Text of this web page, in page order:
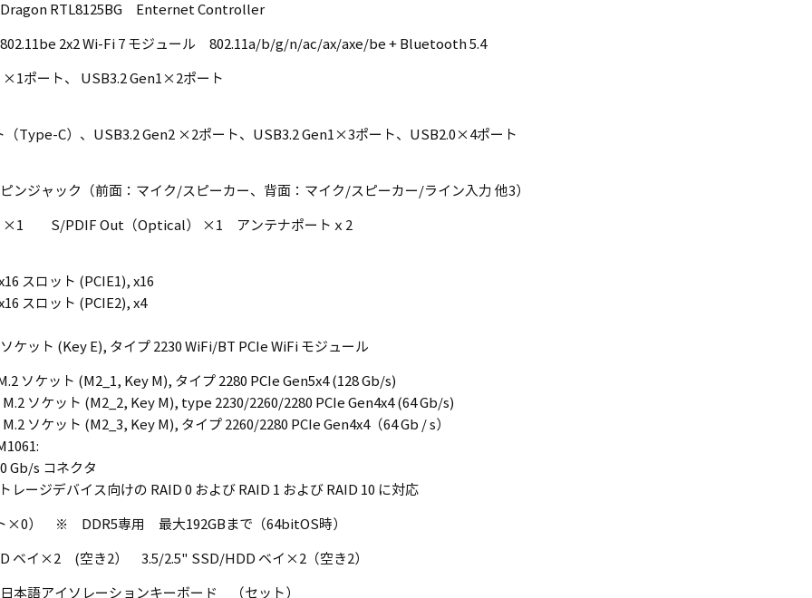
RTL8125BG Enternet Controller
2x2 Wi-Fi 7 モジュール 802.11a/b/g/n/ac/ax/axe/be + Bluetooth 5.4
×1ポート、 USB3.2 Gen1×2ポート
（Type-C）、USB3.2 Gen2 ×2ポート、USB3.2 Gen1×3ポート、USB2.0×4ポート
ンジャック（前面：マイク/スピーカー、背面：マイク/スピーカー/ライン入力 他3）
×1 S/PDIF Out（Optical） ×1 アンテナポートｘ2
スロット (PCIE1), x16
スロット (PCIE2), x4
ケット (Key E), タイプ 2230 WiFi/BT PCIe WiFi モジュール
ソケット (M2_1, Key M), タイプ 2280 PCIe Gen5x4 (128 Gb/s)
M.2 ソケット (M2_2, Key M), type 2230/2260/2280 PCIe Gen4x4 (64 Gb/s)
ソケット (M2_3, Key M), タイプ 2260/2280 PCIe Gen4x4（64 Gb / s）
Gb/s コネクタ
レージデバイス向けの RAID 0 および RAID 1 および RAID 10 に対応
×0） ※ DDR5専用 最大192GBまで（64bitOS時）
ベイ×2 (空き2） 3.5/2.5" SSD/HDD ベイ×2（空き2）
本語アイソレーションキーボード （セット）